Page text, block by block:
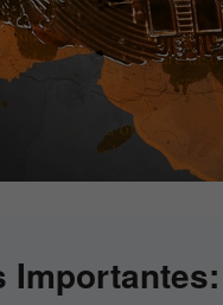
Importantes: